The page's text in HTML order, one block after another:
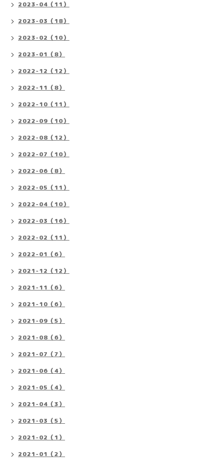
2023-04（11）
2023-03（18）
2023-02（10）
2023-01（8）
2022-12（12）
2022-11（8）
2022-10（11）
2022-09（10）
2022-08（12）
2022-07（10）
2022-06（8）
2022-05（11）
2022-04（10）
2022-03（16）
2022-02（11）
2022-01（6）
2021-12（12）
2021-11（6）
2021-10（6）
2021-09（5）
2021-08（6）
2021-07（7）
2021-06（4）
2021-05（4）
2021-04（3）
2021-03（5）
2021-02（1）
2021-01（2）